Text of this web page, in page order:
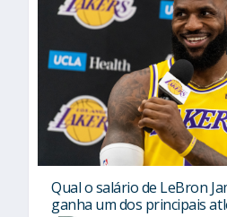
Qual o salário de LeBron
ganha um dos principais